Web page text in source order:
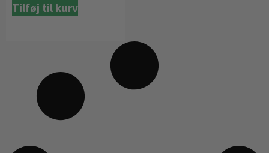
Tilføj til kurv